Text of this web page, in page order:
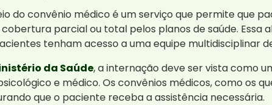
do convênio médico é um serviço que permite que
parcial ou total pelos planos de saúde.
tenham acesso a uma equipe multidisciplinar
da Saúde, a internação deve ser vista como
e médico. Os convênios médicos, como os
que o paciente receba a assistência necessária.